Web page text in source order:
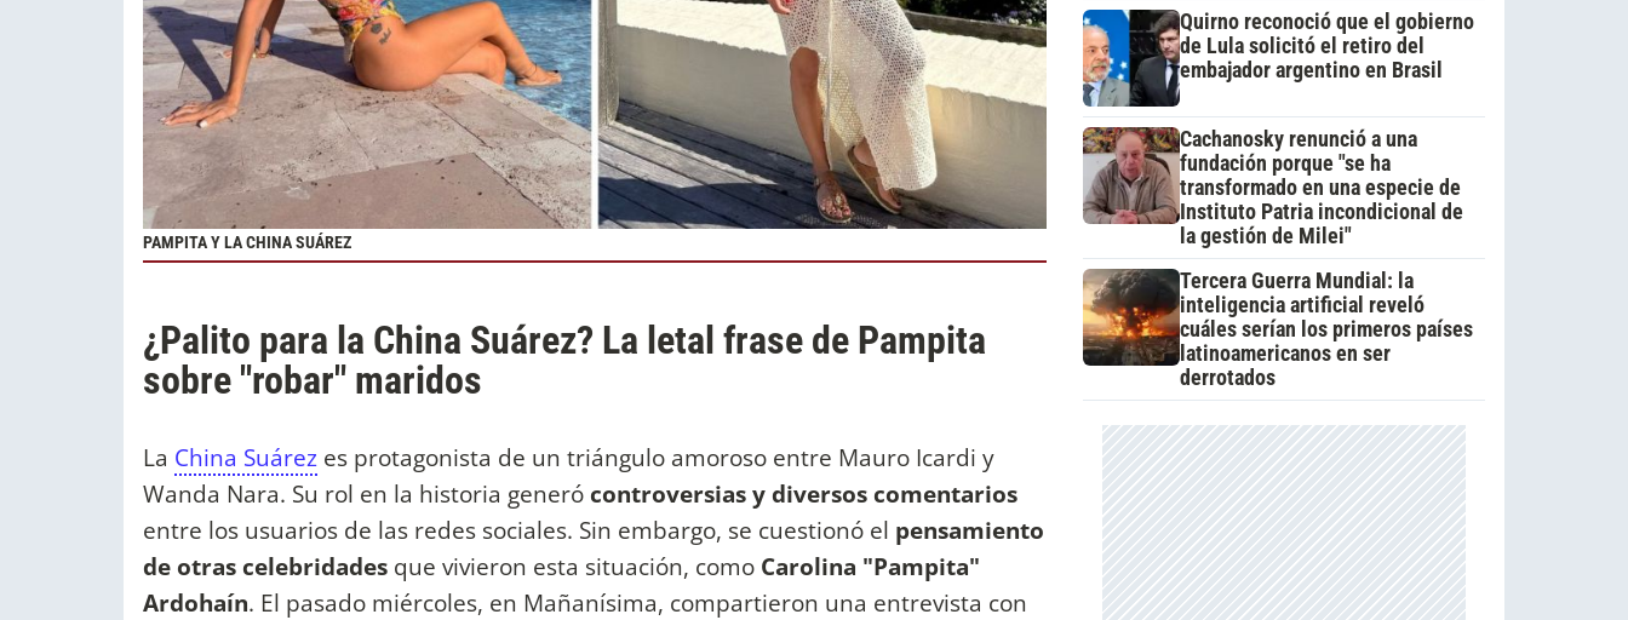
PAMPITA Y LA CHINA SUÁREZ
¿Palito para la China Suárez? La letal frase de Pampita
sobre "robar" maridos
La China Suárez es protagonista de un triángulo amoroso entre Mauro Icardi y
Wanda Nara. Su rol en la historia generó controversias y diversos comentarios
entre los usuarios de las redes sociales. Sin embargo, se cuestionó el pensamiento
de otras celebridades que vivieron esta situación, como Carolina "Pampita"
Ardohaín. El pasado miércoles, en Mañanísima, compartieron una entrevista con
Quirno reconoció que el gobierno
de Lula solicitó el retiro del
embajador argentino en Brasil
Cachanosky renunció a una
fundación porque "se ha
transformado en una especie de
Instituto Patria incondicional de
la gestión de Milei"
Tercera Guerra Mundial: la
inteligencia artificial reveló
cuáles serían los primeros países
latinoamericanos en ser
derrotados